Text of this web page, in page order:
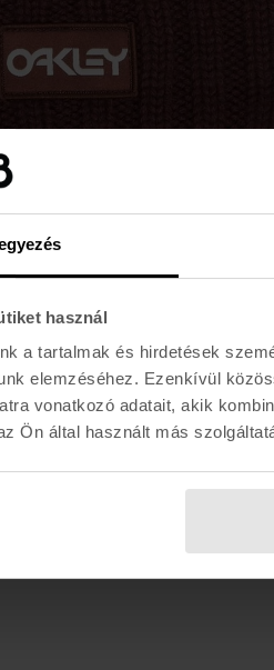
használ
a tartalmak és hirdetések
elemzéséhez. Ezenkívül
vonatkozó adatait, akik
Ön által használt más
akciókról
B